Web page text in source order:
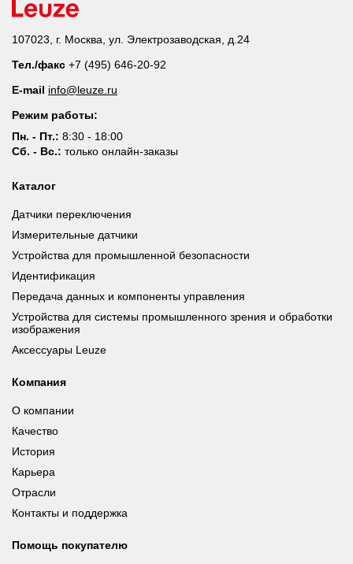
107023, г. Москва, ул. Электрозаводская, д.24
Тел./факс +7 (495) 646-20-92
E-mail info@leuze.ru
Режим работы:
Пн. - Пт.: 8:30 - 18:00
Сб. - Вс.: только онлайн-заказы
Каталог
Датчики переключения
Измерительные датчики
Устройства для промышленной безопасности
Идентификация
Передача данных и компоненты управления
Устройства для системы промышленного зрения и обработки
изображения
Аксессуары Leuze
Компания
О компании
Качество
История
Карьера
Отрасли
Контакты и поддержка
Помощь покупателю